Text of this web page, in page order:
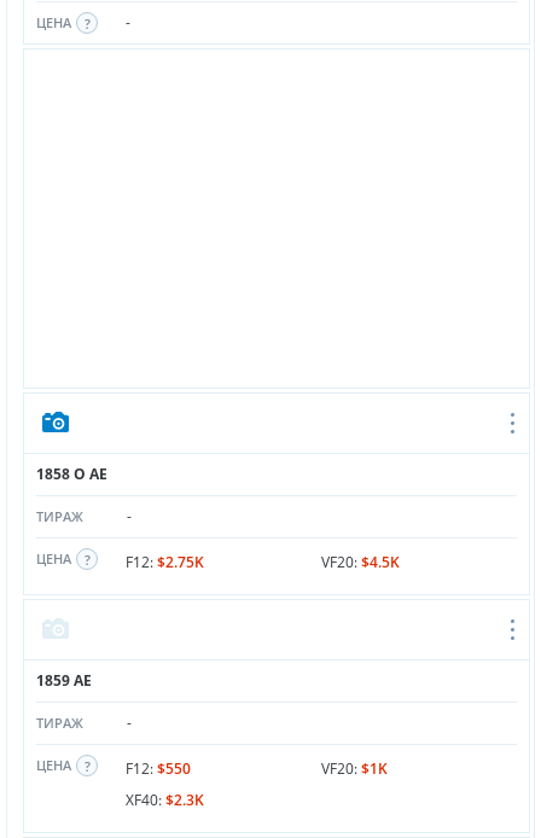
ЦЕНА -
1858 O AE
ТИРАЖ -
ЦЕНА F12:$2.75K VF20:$4.5K
1859 AE
ТИРАЖ -
ЦЕНА F12:$550 VF20:$1K
XF40:$2.3K